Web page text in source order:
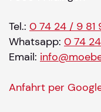
Tel.: 0 74 24 / 9 81
Whatsapp: 0 74
Email:
Anfahrt per